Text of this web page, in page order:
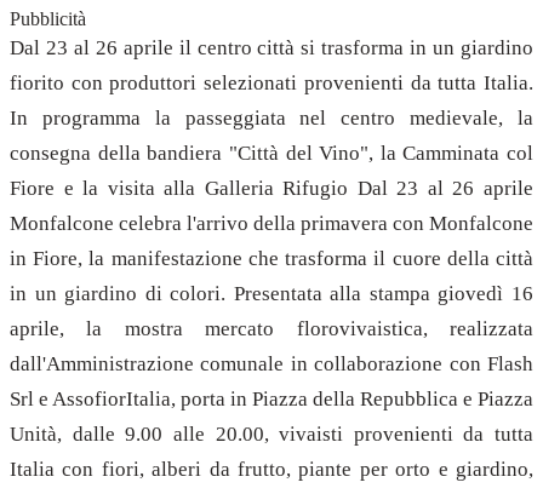
Pubblicità
Dal 23 al 26 aprile il centro città si trasforma in un giardino
fiorito con produttori selezionati provenienti da tutta Italia.
In programma la passeggiata nel centro medievale, la
consegna della bandiera "Città del Vino", la Camminata col
Fiore e la visita alla Galleria Rifugio Dal 23 al 26 aprile
Monfalcone celebra l'arrivo della primavera con Monfalcone
in Fiore, la manifestazione che trasforma il cuore della città
in un giardino di colori. Presentata alla stampa giovedì 16
aprile, la mostra mercato florovivaistica, realizzata
dall'Amministrazione comunale in collaborazione con Flash
Srl e AssofiorItalia, porta in Piazza della Repubblica e Piazza
Unità, dalle 9.00 alle 20.00, vivaisti provenienti da tutta
Italia con fiori, alberi da frutto, piante per orto e giardino,